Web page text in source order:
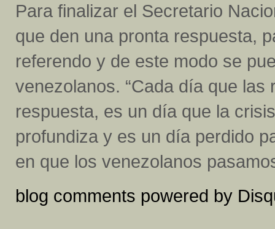
Para finalizar el Secretario
que den una pronta respuesta,
referendo y de este modo se
venezolanos. “Cada día que
respuesta, es un día que la
profundiza y es un día perdido
en que los venezolanos
blog comments powered by